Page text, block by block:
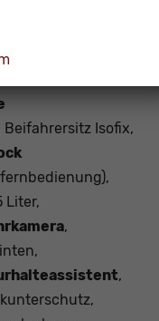
elektrisch
Beifahrersitz Isofix,
Liter,
,
,